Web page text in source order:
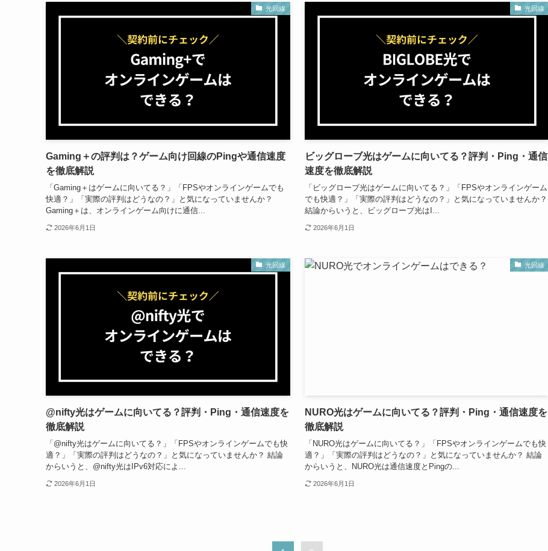
光回線
Gaming＋の評判は？ゲーム向け回線のPingや通信速度
を徹底解説
「Gaming＋はゲームに向いてる？」「FPSやオンラインゲームでも
快適？」「実際の評判はどうなの？」と気になっていませんか？
Gaming＋は、オンラインゲーム向けに通信...
2026年6月1日
光回線
ビッグローブ光はゲームに向いてる？評判・Ping・通信
速度を徹底解説
「ビッグローブ光はゲームに向いてる？」「FPSやオンラインゲーム
でも快適？」「実際の評判はどうなの？」と気になっていませんか？
結論からいうと、ビッグローブ光はI...
2026年6月1日
光回線
@nifty光はゲームに向いてる？評判・Ping・通信速度を
徹底解説
「@nifty光はゲームに向いてる？」「FPSやオンラインゲームでも快
適？」「実際の評判はどうなの？」と気になっていませんか？ 結論
からいうと、@nifty光はIPv6対応によ...
2026年6月1日
光回線
NURO光はゲームに向いてる？評判・Ping・通信速度を
徹底解説
「NURO光はゲームに向いてる？」「FPSやオンラインゲームでも快
適？」「実際の評判はどうなの？」と気になっていませんか？ 結論
からいうと、NURO光は通信速度とPingの...
2026年6月1日